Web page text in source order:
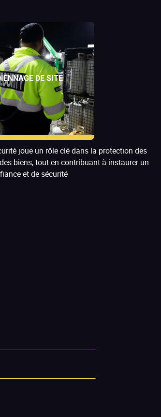
DE SITE
joue un rôle clé dans la protection des
biens, tout en contribuant à instaurer un
et de sécurité